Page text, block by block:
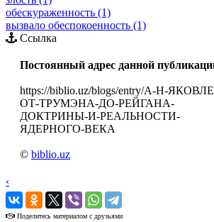
обескураженность (1)
вызвало обеспокоенность (1)
Ссылка
Постоянный адрес данной
https://biblio.uz/blogs/entry/А-Н-
ОТ-ТРУМЭНА-ДО-РЕЙГАНА-
ДОКТРИНЫ-И-РЕАЛЬНОСТИ-
ЯДЕРНОГО-ВЕКА
© biblio.uz
‹
›
Поделитесь материалом с друзьями